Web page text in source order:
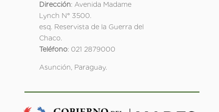
Dirección: Avenida Madame
Lynch N° 3500.
esq. Reservista de la Guerra del
Chaco.
Teléfono: 021 2879000
Asunción, Paraguay.